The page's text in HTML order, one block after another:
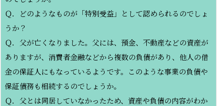
Ｑ．どのようなものが「特別受益」として認められるのでしょ
うか？
Ｑ．父が亡くなりました。父には、預金、不動産などの資産が
ありますが、消費者金融などから複数の負債があり、他人の借
金の保証人にもなっているようです。このような事業の負債や
保証債務も相続するのでしょうか。
Ｑ．父とは同居していなかったため、資産や負債の内容がわか